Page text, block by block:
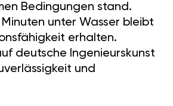
Bedingungen stand.
unter Wasser bleibt
erhalten.
deutsche Ingenieurskunst
und